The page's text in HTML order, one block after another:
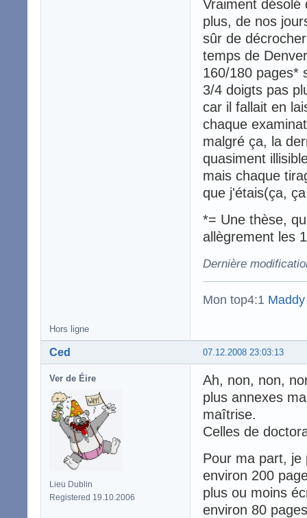
Vraiment désolé
plus, de nos
sûr de
temps de
160/180 pages*
3/4 doigts pas
car il fallait en
chaque
malgré ça, la
quasiment
mais chaque
que j'étais(ça,
*= Une thèse,
allègrement les
Dernière
Mon top4:1
Hors ligne
07.12.2008 23:03:13
Ced
Ver de Éire
Lieu Dublin
Registered 19.10.2006
Ah, non, non,
plus annexes
maîtrise.
Celles de
Pour ma part, je
environ 200
plus ou moins
environ 80